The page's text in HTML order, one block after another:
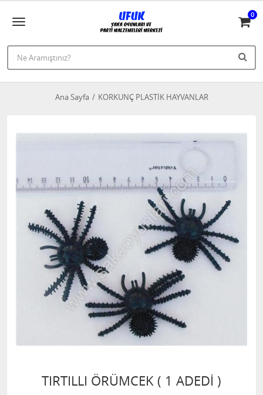
0
Ana Sayfa KORKUNÇ PLASTİK HAYVANLAR
TIRTILLI ÖRÜMCEK ( 1 ADEDİ )